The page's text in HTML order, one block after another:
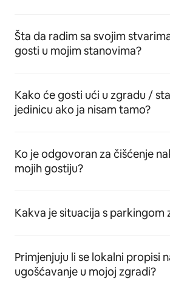
Šta da radim sa svojim
gosti u mojim stanovima?
Kako će gosti ući u zgradu /
jedinicu ako ja nisam tamo?
Ko je odgovoran za čišćenje
mojih gostiju?
Kakva je situacija s parkingom
Primjenjuju li se lokalni propisi
ugošćavanje u mojoj zgradi?